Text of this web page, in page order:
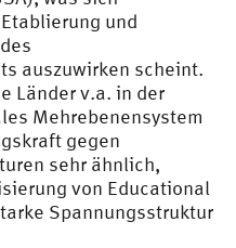
und
auszuwirken scheint.
Länder v.a. in der
Mehrebenensystem
gegen
sehr ähnlich,
von Educational
Spannungsstruktur